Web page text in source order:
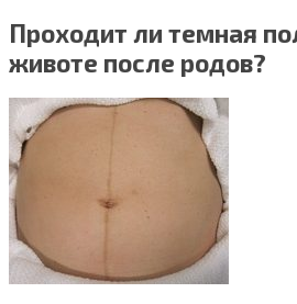
Проходит ли темная
животе после родов?